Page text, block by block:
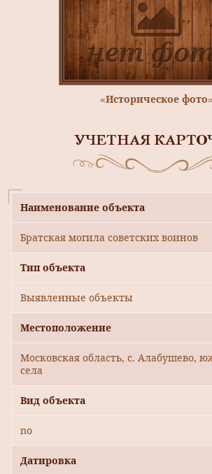
«Историческое
УЧЕТНАЯ
Наименование объекта
Братская могила советских воинов
Тип объекта
Выявленные объекты
Местоположение
Московская область, с. Алабушево,
села
Вид объекта
no
Датировка